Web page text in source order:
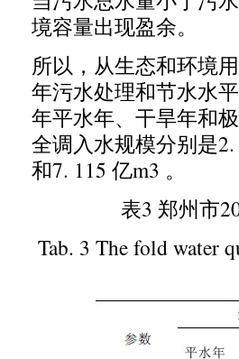
境容量出现盈余。
所以 ， 从生态和环境
年污水处理和节水水
年平水年、干旱年和
全调入水规模分别是
和7. 115 亿m3 。
表3 郑州市
Tab. 3 The fold water